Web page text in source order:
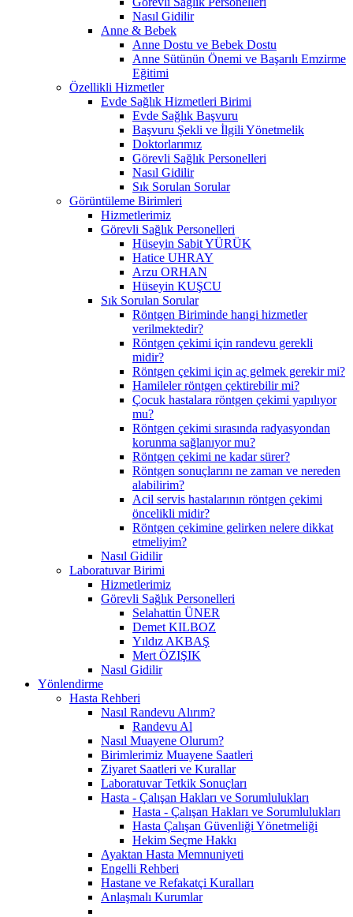
Nasıl Gidilir
Anne & Bebek
Anne Dostu ve Bebek Dostu
Anne Sütünün Önemi ve Başarılı Emzirme
Eğitimi
Özellikli Hizmetler
Evde Sağlık Hizmetleri Birimi
Evde Sağlık Başvuru
Başvuru Şekli ve İlgili Yönetmelik
Doktorlarımız
Görevli Sağlık Personelleri
Nasıl Gidilir
Sık Sorulan Sorular
Görüntüleme Birimleri
Hizmetlerimiz
Görevli Sağlık Personelleri
Hüseyin Sabit YÜRÜK
Hatice UHRAY
Arzu ORHAN
Hüseyin KUŞCU
Sık Sorulan Sorular
Röntgen Biriminde hangi hizmetler
verilmektedir?
Röntgen çekimi için randevu gerekli
midir?
Röntgen çekimi için aç gelmek gerekir mi?
Hamileler röntgen çektirebilir mi?
Çocuk hastalara röntgen çekimi yapılıyor
mu?
Röntgen çekimi sırasında radyasyondan
korunma sağlanıyor mu?
Röntgen çekimi ne kadar sürer?
Röntgen sonuçlarını ne zaman ve nereden
alabilirim?
Acil servis hastalarının röntgen çekimi
öncelikli midir?
Röntgen çekimine gelirken nelere dikkat
etmeliyim?
Nasıl Gidilir
Laboratuvar Birimi
Hizmetlerimiz
Görevli Sağlık Personelleri
Selahattin ÜNER
Demet KILBOZ
Yıldız AKBAŞ
Mert ÖZIŞIK
Nasıl Gidilir
Yönlendirme
Hasta Rehberi
Nasıl Randevu Alırım?
Randevu Al
Nasıl Muayene Olurum?
Birimlerimiz Muayene Saatleri
Ziyaret Saatleri ve Kurallar
Laboratuvar Tetkik Sonuçları
Hasta - Çalışan Hakları ve Sorumlulukları
Hasta - Çalışan Hakları ve Sorumlulukları
Hasta Çalışan Güvenliği Yönetmeliği
Hekim Seçme Hakkı
Ayaktan Hasta Memnuniyeti
Engelli Rehberi
Hastane ve Refakatçi Kuralları
Anlaşmalı Kurumlar